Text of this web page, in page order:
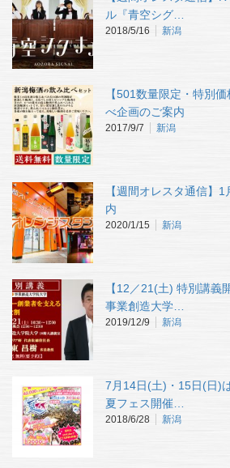
ル『青空シグ…
2018/5/16 新潟
【501数量限定・特別
べ企画のご案内
2017/9/7 新潟
【週間オレスタ通信】
内
2020/1/15 新潟
【12／21(土) 特別講義
事業創造大学…
2019/12/9 新潟
7月14日(土)・15日(日)
夏フェス開催…
2018/6/28 新潟